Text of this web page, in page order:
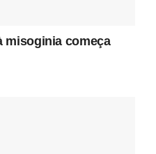
misoginia começa